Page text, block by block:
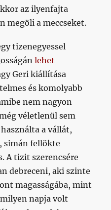
az ilyenfajta
megöli a meccseket.
tizenegyessel
lehet
Geri kiállítása
és komolyabb
nem nagyon
véletlenül sem
a vállát,
simán fellökte
A tizit szerencsére
debreceni, aki szinte
magasságába, mint
napja volt